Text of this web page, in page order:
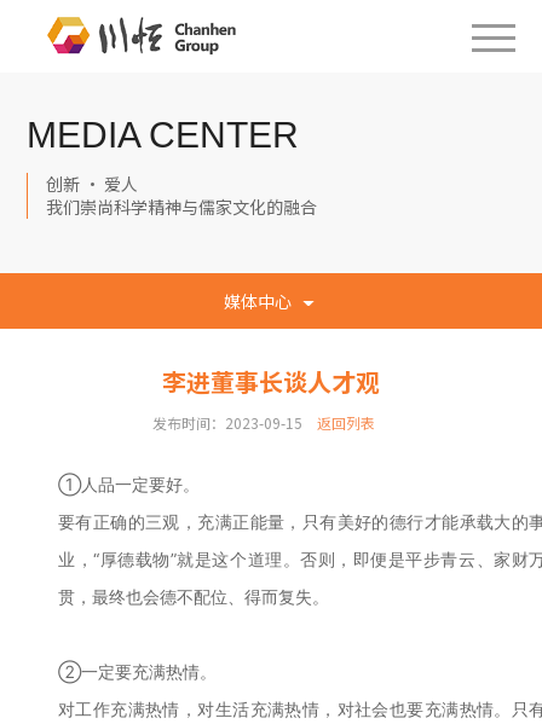
MEDIA CENTER
创新 · 爱人
我们崇尚科学精神与儒家文化的融合
媒体中心
李进董事长谈人才观
发布时间：2023-09-15 返回列表
①人品一定要好。
要有正确的三观，充满正能量，只有美好的德行才能承载大的
业，“厚德载物”就是这个道理。否则，即便是平步青云、家财
贯，最终也会德不配位、得而复失。
②一定要充满热情。
对工作充满热情，对生活充满热情，对社会也要充满热情。只